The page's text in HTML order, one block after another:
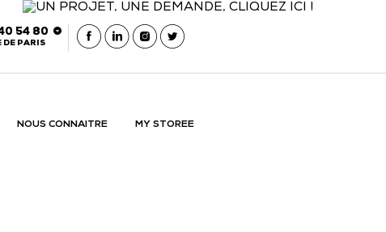
54 80
DE PARIS
NOUS CONNAITRE MY STOREE